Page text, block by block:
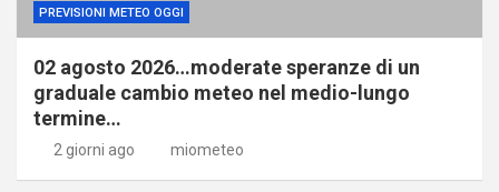
PREVISIONI METEO OGGI
02 agosto 2026…moderate speranze di un
graduale cambio meteo nel medio-lungo
termine…
2 giorni ago miometeo